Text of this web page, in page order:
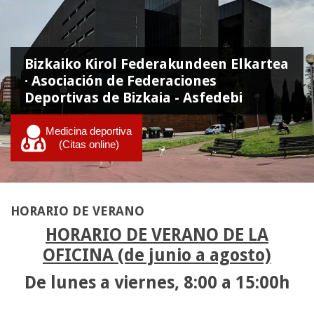
Bizkaiko Kirol Federakundeen Elkartea
· Asociación de Federaciones
Deportivas de Bizkaia - Asfedebi
Medicina deportiva
(Citas online)
HORARIO DE VERANO
HORARIO DE VERANO DE LA
OFICINA (de junio a agosto)
De lunes a viernes, 8:00 a 15:00h